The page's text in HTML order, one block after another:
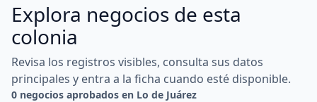
Explora negocios de esta
colonia
Revisa los registros visibles, consulta sus datos
principales y entra a la ficha cuando esté disponible.
0 negocios aprobados en Lo de Juárez